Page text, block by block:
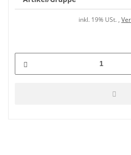
inkl. 19% USt. ,